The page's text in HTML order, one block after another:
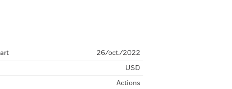
26/oct./2022
USD
Actions